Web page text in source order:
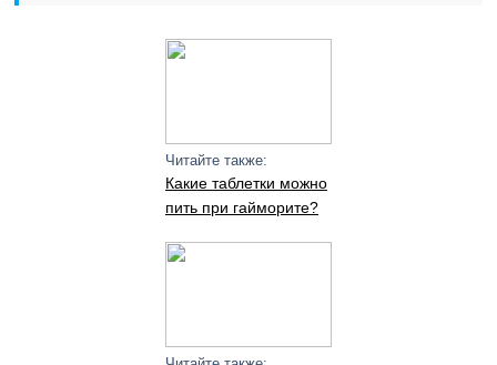
Читайте также:
Какие таблетки можно
пить при гайморите?